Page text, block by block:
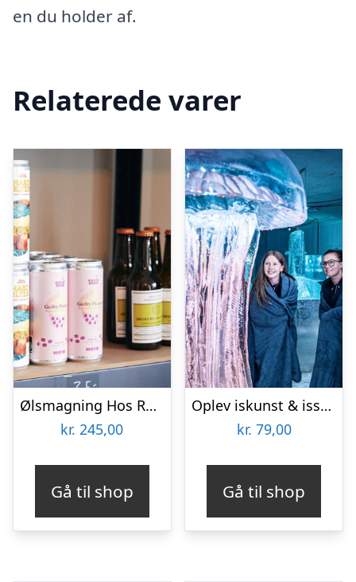
en du holder af.
Relaterede varer
Ølsmagning Hos Rune
kr. 245,00
Gå til shop
Oplev iskunst & isskulpturer
kr. 79,00
Gå til shop